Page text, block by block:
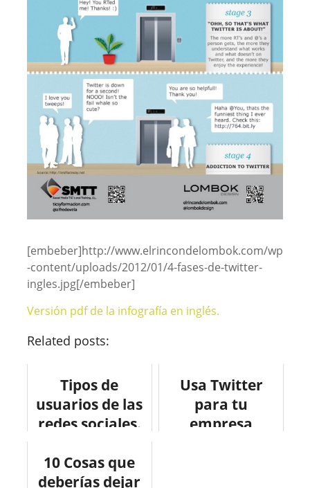
[embeber]http://www.elrincondelombok.com/wp
-content/uploads/2012/01/4-fases-de-twitter-
ingles.jpg[/embeber]
Versión pdf de la infografía en inglés.
Related posts:
Tipos de
usuarios de las
redes sociales.
Usa Twitter
para tu
empresa
10 Cosas que
deberías dejar